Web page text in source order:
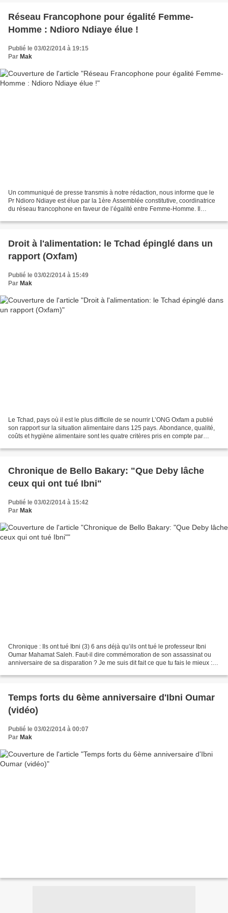
Réseau Francophone pour égalité Femme-
Homme : Ndioro Ndiaye élue !
Publié le 03/02/2014 à 19:15
Par Mak
Un communiqué de presse transmis à notre rédaction, nous informe que le
Pr Ndioro Ndiaye est élue par la 1ère Assemblée constitutive, coordinatrice
du réseau francophone en faveur de l’égalité entre Femme-Homme. Il
Droit à l'alimentation: le Tchad épinglé dans un
rapport (Oxfam)
Publié le 03/02/2014 à 15:49
Par Mak
Le Tchad, pays où il est le plus difficile de se nourrir L’ONG Oxfam a publié
son rapport sur la situation alimentaire dans 125 pays. Abondance, qualité,
coûts et hygiène alimentaire sont les quatre critères pris en compte par
Chronique de Bello Bakary: "Que Deby lâche
ceux qui ont tué Ibni"
Publié le 03/02/2014 à 15:42
Par Mak
Chronique : Ils ont tué Ibni (3) 6 ans déjà qu’ils ont tué le professeur Ibni
Oumar Mahamat Saleh. Faut-il dire commémoration de son assassinat ou
anniversaire de sa disparation ? Je me suis dit fait ce que tu fais le mieux :
Temps forts du 6ème anniversaire d'Ibni Oumar
(vidéo)
Publié le 03/02/2014 à 00:07
Par Mak